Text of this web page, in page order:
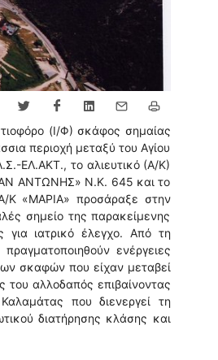
(Ι/Φ) σκάφος σημαίας
περιοχή μεταξύ του Αγίου
ΕΛ.ΑΚΤ., το αλιευτικό (Α/Κ)
ΑΝΤΩΝΗΣ» Ν.Κ. 645 και το
«ΜΑΡΙΑ» προσάραξε στην
σημείο της παρακείμενης
ιατρικό έλεγχο. Από τη
ενέργειες
σκαφών που είχαν μεταβεί
αλλοδαπός επιβαίνοντας
που διενεργεί τη
διατήρησης κλάσης και